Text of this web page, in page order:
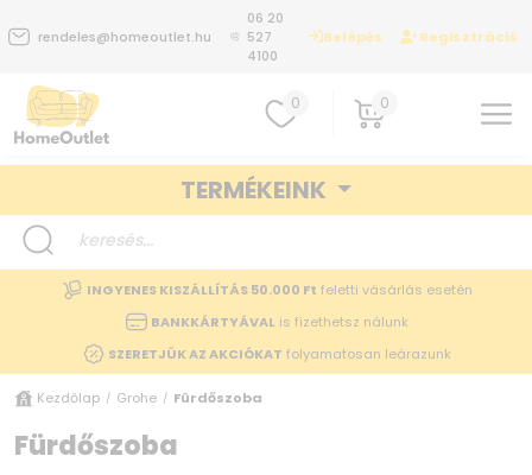
rendeles@homeoutlet.hu
06 20
527
4100
Belépés Regisztráció
0 0
TERMÉKEINK
INGYENES KISZÁLLÍTÁS 50.000 Ft feletti vásárlás esetén
BANKKÁRTYÁVALis fizethetsz nálunk
SZERETJÜK AZ AKCIÓKAT folyamatosan leárazunk
Kezdőlap / Grohe / Fürdőszoba
Fürdőszoba